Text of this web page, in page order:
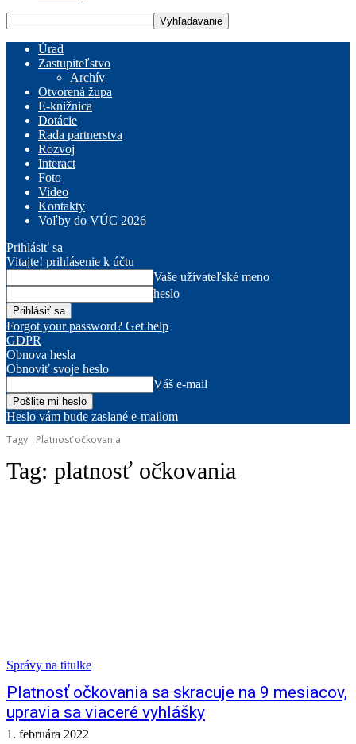
Úrad
Zastupiteľstvo
Archív
Otvorená župa
E-knižnica
Dotácie
Rada partnerstva
Rozvoj
Interact
Foto
Video
Kontakty
Voľby do VÚC 2026
Prihlásiť sa
Vitajte! prihlásenie k účtu
Vaše užívateľské meno
heslo
Forgot your password? Get help
GDPR
Obnova hesla
Obnoviť svoje heslo
Váš e-mail
Heslo vám bude zaslané e-mailom
Tagy
Platnosť očkovania
Tag: platnosť očkovania
Správy na titulke
Platnosť očkovania sa skracuje na 9 mesiacov,
upravia sa viaceré vyhlášky
1. februára 2022